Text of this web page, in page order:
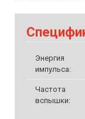
Энергия
импульса:
Частота
вспышки: